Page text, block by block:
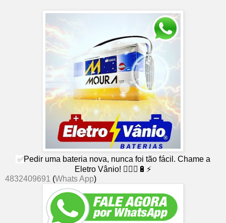
✅Pedir uma bateria nova, nunca foi tão fácil. Chame a
Eletro Vânio! 👨🏻‍⚕🔋⚡
4832409691 (Whats App)